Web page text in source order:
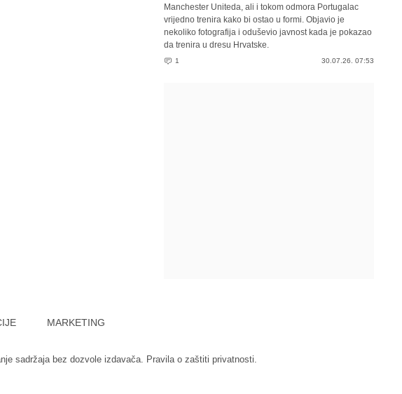
Manchester Uniteda, ali i tokom odmora Portugalac
vrijedno trenira kako bi ostao u formi. Objavio je
nekoliko fotografija i oduševio javnost kada je pokazao
da trenira u dresu Hrvatske.
1 30.07.26. 07:53
MARKETING
sadržaja bez dozvole izdavača. Pravila o zaštiti privatnosti.